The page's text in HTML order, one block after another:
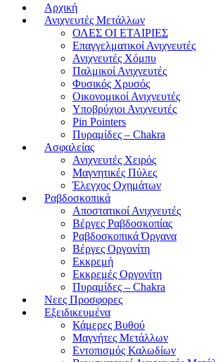
Αρχική
Ανιχνευτές Μετάλλων
ΟΛΕΣ ΟΙ ΕΤΑΙΡΙΕΣ
Επαγγελματικοί Ανιχνευτές
Ανιχνευτές Χόμπυ
Παλμικοί Ανιχνευτές
Φυσικός Χρυσός
Οικονομικοί Ανιχνευτές
Υποβρύχιοι Ανιχνευτές
Pin Pointers
Πυραμίδες – Chakra
Ασφαλείας
Ανιχνευτές Χειρός
Μαγνητικές Πύλες
Έλεγχος Οχημάτων
Ραβδοσκοπικά
Αποστατικοί Ανιχνευτές
Βέργες Ραβδοσκοπίας
Ραβδοσκοπικά Όργανα
Βέργες Οργονίτη
Εκκρεμή
Εκκρεμές Οργονίτη
Πυραμίδες – Chakra
Νεες Προσφορες
Εξειδικευμένα
Κάμερες Βυθού
Μαγνήτες Μετάλλων
Εντοπισμός Καλωδίων